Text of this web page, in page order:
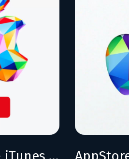
App Store & iTunes 1500 TRY